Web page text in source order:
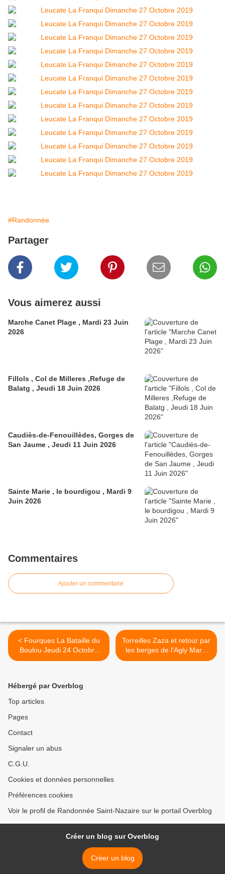
#Randonnée
Partager
Vous aimerez aussi
Marche Canet Plage , Mardi 23 Juin
2026
Fillols , Col de Milleres ,Refuge de
Balatg , Jeudi 18 Juin 2026
Caudiès-de-Fenouillèdes, Gorges de
San Jaume , Jeudi 11 Juin 2026
Sainte Marie , le bourdigou , Mardi 9
Juin 2026
Commentaires
Ajouter un commentaire
< Fourques La Bataille du
Boulou Jeudi 24 Octobre
2019. IBP=50
Torreilles Zaza et retour par
les berges de l'Agly Mardi
29 Octobre 2019 >
Hébergé par Overblog
Top articles
Pages
Contact
Signaler un abus
C.G.U.
Cookies et données personnelles
Préférences cookies
Voir le profil de Randonnée Saint-Nazaire sur le portail Overblog
Créer un blog sur Overblog
Créer un blog